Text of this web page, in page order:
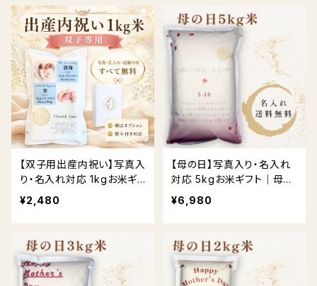
【双子用出産内祝い】写真入
り・名入れ対応 1kgお米ギ
フト｜贈答用BOX・熨斗対
応 送料無料
¥2,480
【母の日】写真入り・名入れ
対応 5kgお米ギフト｜母の
日限定デザイン
¥6,980